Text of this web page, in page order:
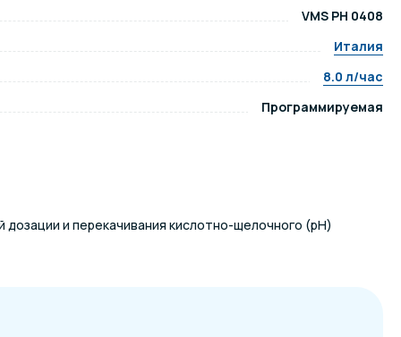
Павильоны для бассейна
Оборудование для хаммамов
VMS PH 0408
Италия
8.0 л/час
Программируемая
и перекачивания кислотно-щелочного (pH)